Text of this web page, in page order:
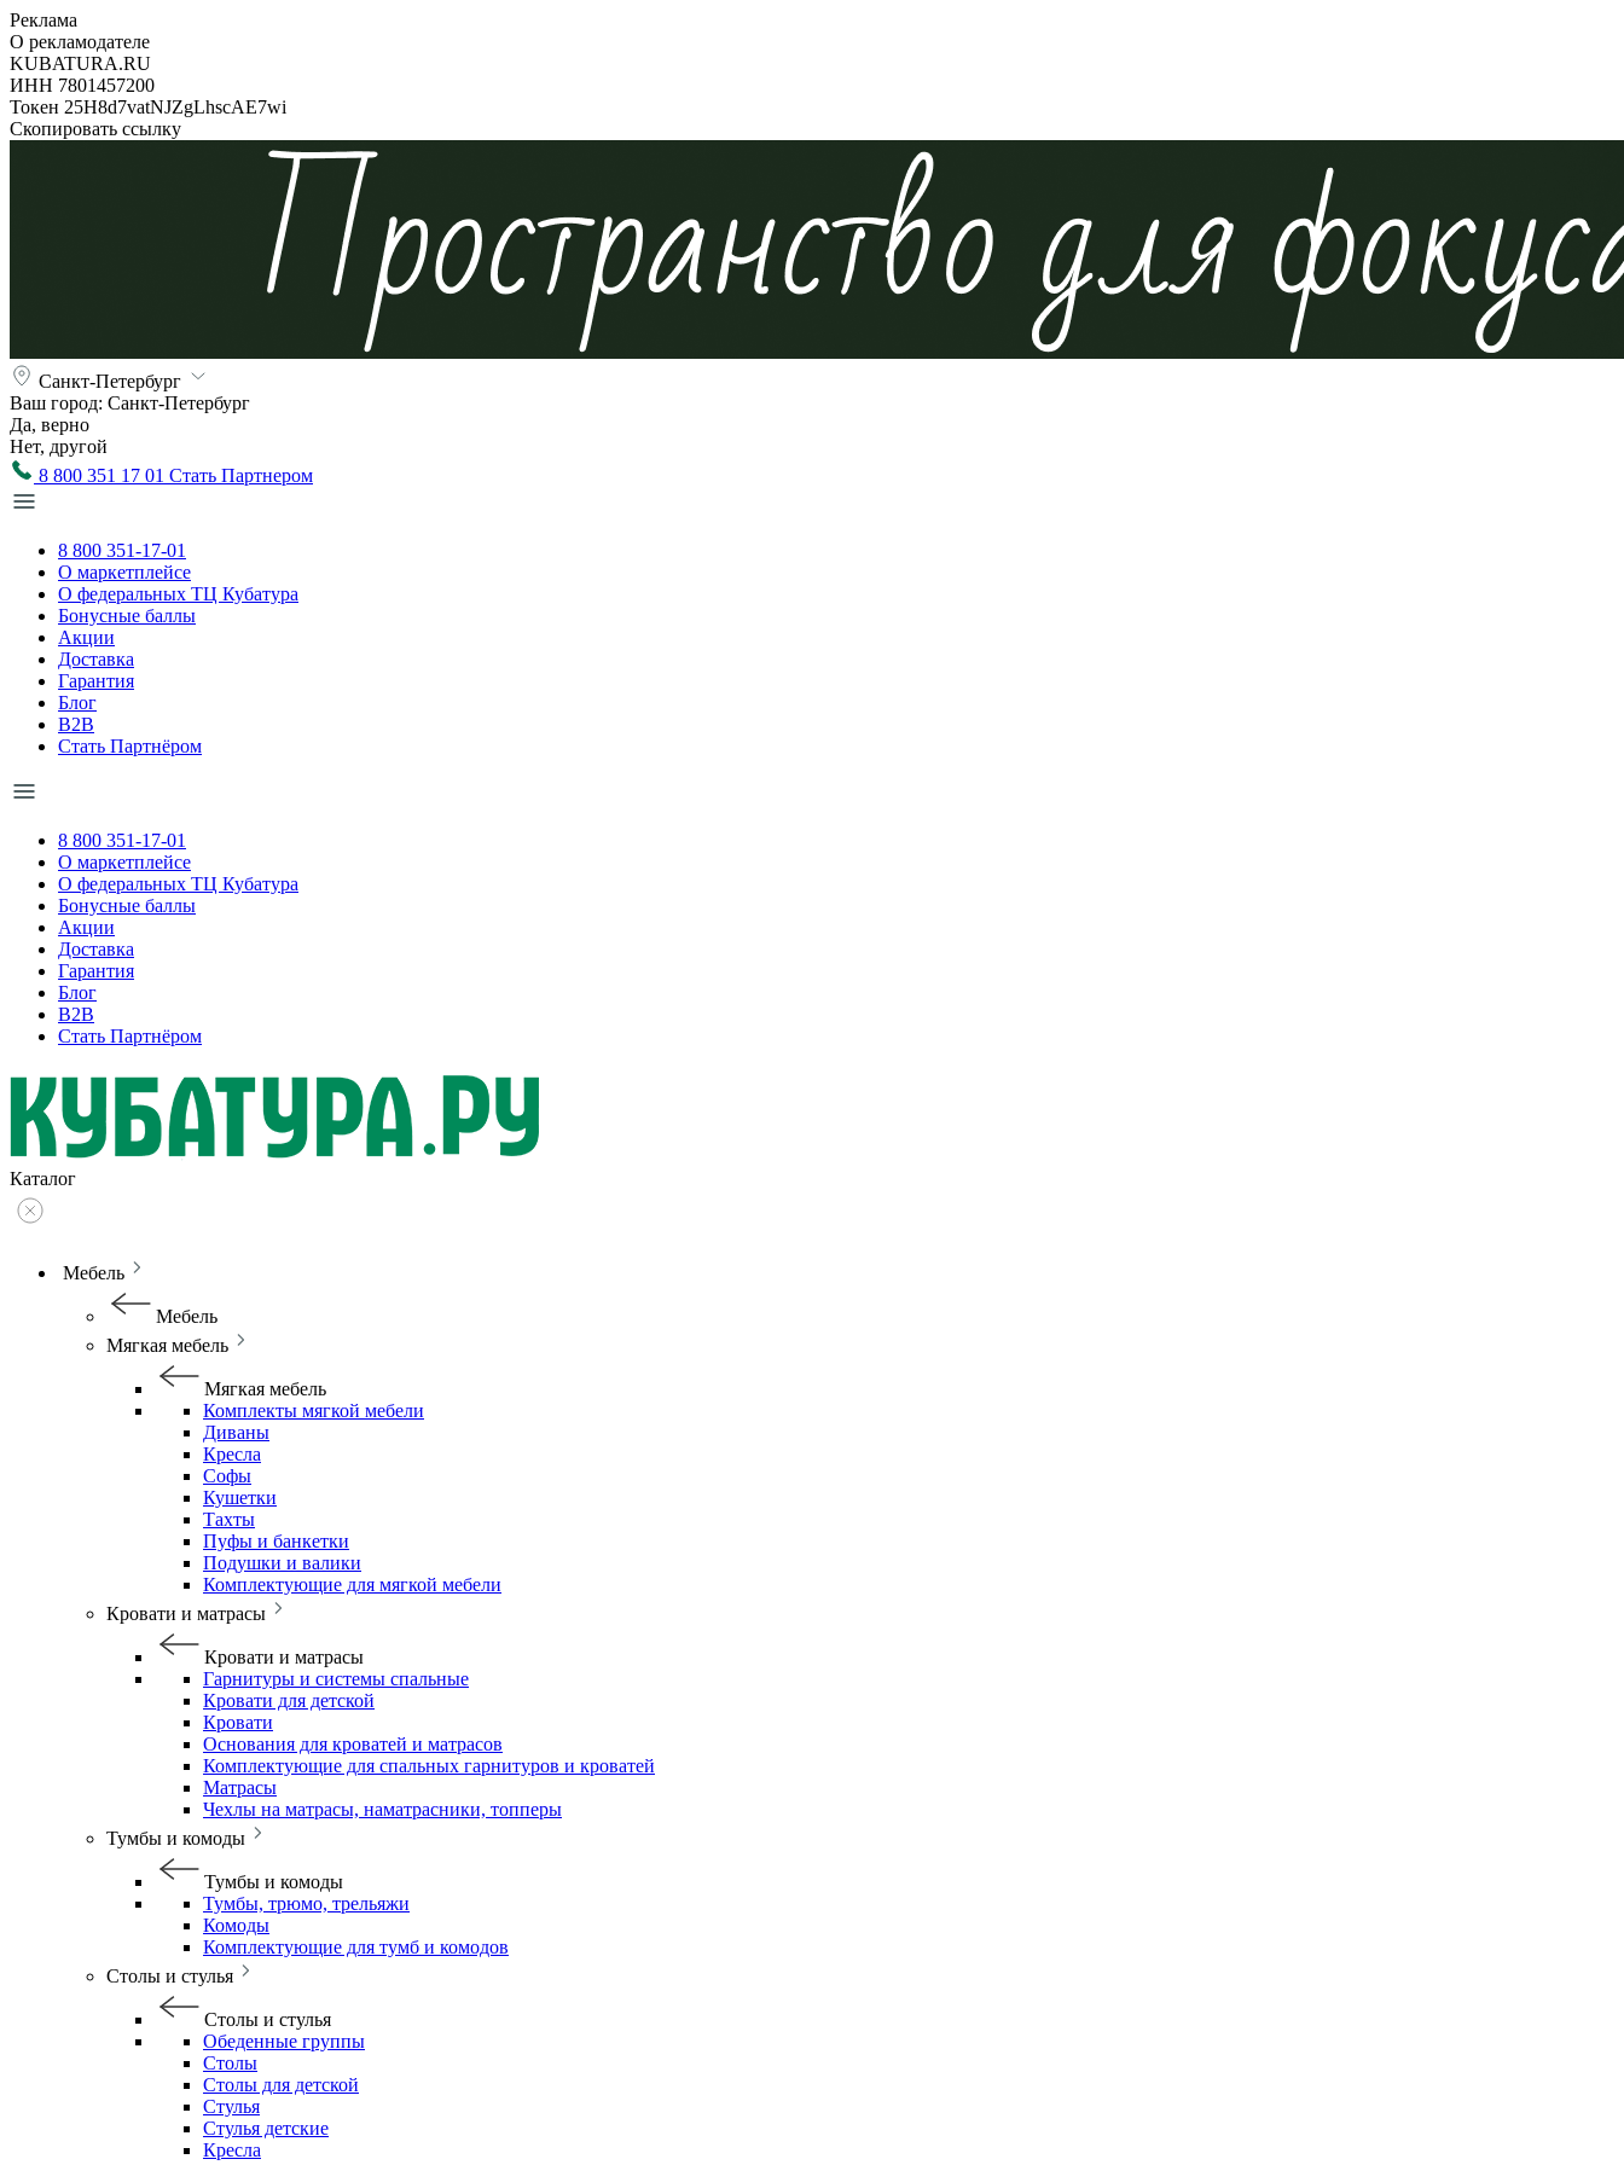
Реклама
О рекламодателе
KUBATURA.RU
ИНН 7801457200
Токен 25H8d7vatNJZgLhscAE7wi
Скопировать ссылку
Санкт-Петербург
Ваш город: Санкт-Петербург
Да, верно
Нет, другой
8 800 351 17 01 Стать Партнером
8 800 351-17-01
О маркетплейсе
О федеральных ТЦ Кубатура
Бонусные баллы
Акции
Доставка
Гарантия
Блог
B2B
Стать Партнёром
8 800 351-17-01
О маркетплейсе
О федеральных ТЦ Кубатура
Бонусные баллы
Акции
Доставка
Гарантия
Блог
B2B
Стать Партнёром
Каталог
Мебель
Мебель
Мягкая мебель
Мягкая мебель
Комплекты мягкой мебели
Диваны
Кресла
Софы
Кушетки
Тахты
Пуфы и банкетки
Подушки и валики
Комплектующие для мягкой мебели
Кровати и матрасы
Кровати и матрасы
Гарнитуры и системы спальные
Кровати для детской
Кровати
Основания для кроватей и матрасов
Комплектующие для спальных гарнитуров и кроватей
Матрасы
Чехлы на матрасы, наматрасники, топперы
Тумбы и комоды
Тумбы и комоды
Тумбы, трюмо, трельяжи
Комоды
Комплектующие для тумб и комодов
Столы и стулья
Столы и стулья
Обеденные группы
Столы
Столы для детской
Стулья
Стулья детские
Кресла